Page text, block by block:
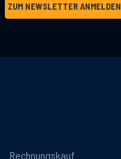
ZUM NEWSLETTER ANMELDEN
Rechnungskauf